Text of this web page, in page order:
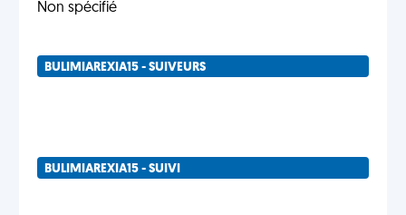
Non spécifié
BULIMIAREXIA15 - SUIVEURS
BULIMIAREXIA15 - SUIVI